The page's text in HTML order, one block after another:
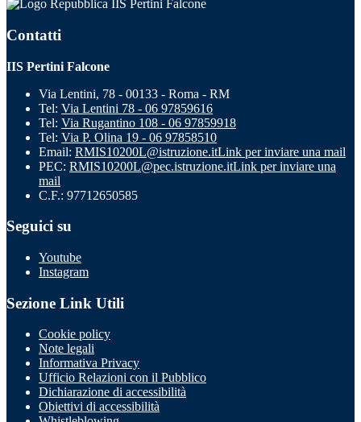
IIS Pertini Falcone
Contatti
IIS Pertini Falcone
Via Lentini, 78 - 00133 - Roma - RM
Tel: Via Lentini 78 - 06 97859616
Tel: Via Rugantino 108 - 06 97859918
Tel: Via P. Olina 19 - 06 97858510
Email: RMIS10200L@istruzione.itLink per inviare una mail
PEC: RMIS10200L@pec.istruzione.itLink per inviare una
mail
C.F.: 97712650585
Seguici su
Youtube
Instagram
Sezione Link Utili
Cookie policy
Note legali
Informativa Privacy
Ufficio Relazioni con il Pubblico
Dichiarazione di accessibilità
Obiettivi di accessibilità